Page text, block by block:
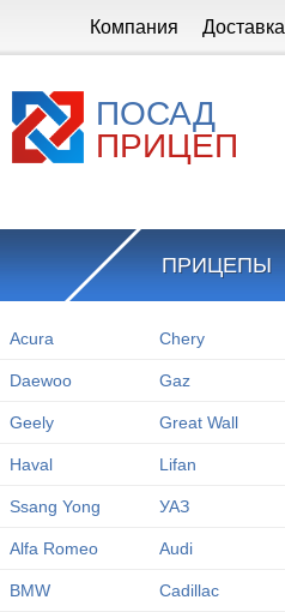
Компания Доставка
ПОСАД
ПРИЦЕП
ПРИЦЕПЫ
Acura Chery
Daewoo Gaz
Geely Great Wall
Haval Lifan
Ssang Yong УАЗ
Alfa Romeo Audi
BMW Cadillac